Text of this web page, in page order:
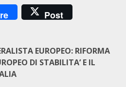
Post
EUROPEO: RIFORMA
DI STABILITA’ E IL